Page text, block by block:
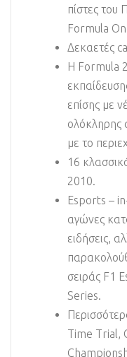
πίστες
Formula
Δεκαετές
Η Formula
επίσης με
ολόκληρης
με το
16
2010.
Esports –
αγώνες
ειδήσεις,
σειράς F1
Series.
Time Trial,